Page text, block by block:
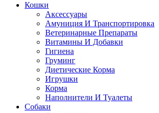
Кошки
Аксессуары
Амуниция И Транспортировка
Ветеринарные Препараты
Витамины И Добавки
Гигиена
Груминг
Диетические Корма
Игрушки
Корма
Наполнители И Туалеты
Собаки